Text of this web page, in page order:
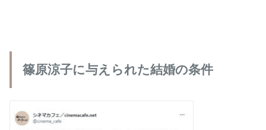
篠原涼子に与えられた結婚の条件